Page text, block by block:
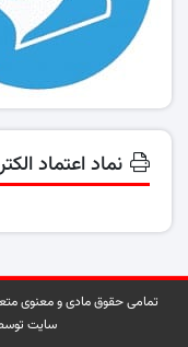
نماد اعتماد
تمامی حقوق مادی و معنوی
سایت